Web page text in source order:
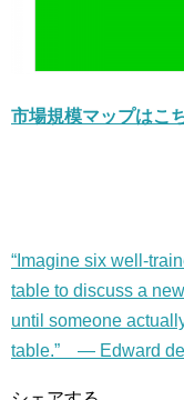
市場規模マップはこ
“Imagine six well-
table to discuss a
until someone
table.” — Edward